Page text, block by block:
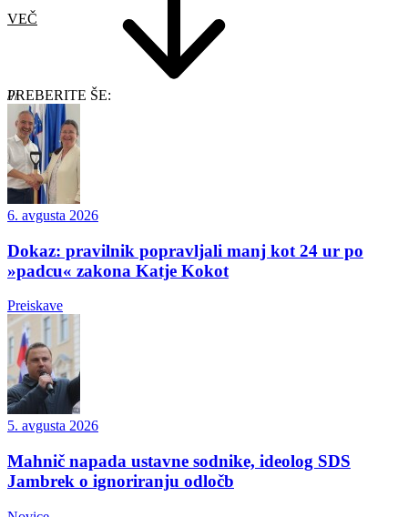
VEČ
PREBERITE ŠE:
6. avgusta 2026
Dokaz: pravilnik popravljali manj kot 24 ur po
»padcu« zakona Katje Kokot
Preiskave
5. avgusta 2026
Mahnič napada ustavne sodnike, ideolog SDS
Jambrek o ignoriranju odločb